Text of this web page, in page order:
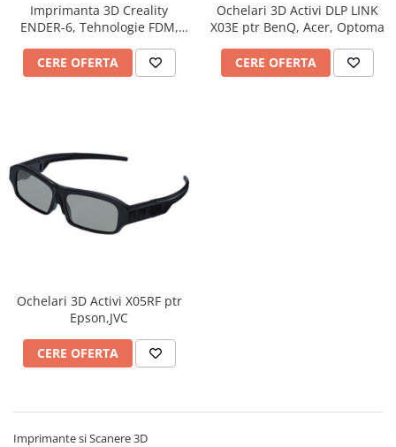
Imprimanta 3D Creality
ENDER-6, Tehnologie FDM,
filament: 1.75mm
CERE OFERTA
Ochelari 3D Activi DLP LINK
X03E ptr BenQ, Acer, Optoma
CERE OFERTA
Ochelari 3D Activi X05RF ptr
Epson,JVC
CERE OFERTA
Imprimante si Scanere 3D